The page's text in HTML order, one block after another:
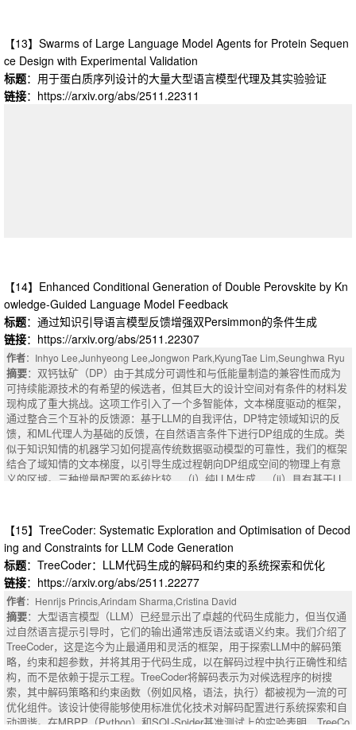
e-of-the-art performance in the Large Number of Tasks (LNT) setting and d
elivers the best overall average across both Standard CL and LNT benchm
arks. To address integration, we add a dual-learner design with fast and sl
ow LoRA adapters merged via an exponential moving average (EMA), ena
其中ART通过闭合形式的最佳旋转实现离群值的平滑，而URT通过几何映射
重塑分布。这两个矩阵包括严格制定的吉文斯旋转与预定的尺寸和旋转角
度，使有前途的LLM任务性能在短时间内。实验结果证明了SingleQuant在7
B-70 B LLM上的各种任务中优于所选基线。更准确地说，SingleQuant使量
化的LLM能够实现更高的任务性能，同时需要更少的量化时间。例如，当量
ness and gradient noise factors. Specifically, SingleQuant constructs Alig
nment Rotation Transformation (ART) and Uniformity Rotation Transformati
on (URT) targeting distinct activation outliers, where ART achieves smoot
hing of outlier values via closed-form optimal rotations, and URT reshapes
distributions through geometric mapping. Both matrices comprise strictly f
ormulated Givens rotations with predetermined dimensions and rotation an
gles, enabling promising LLMs task performance within a short time. Expe
rimental results demonstrate SingleQuant's superiority over the selected b
aselines across diverse tasks on 7B-70B LLMs. To be more precise, Singl
eQuant enables quantized LLMs to achieve higher task performance while
necessitating less time for quantization. For example, when quantizing LL
aMA-2-13B, SingleQuant achieves 1,400$\times$ quantization speedup an
d increases +0.57\% average task performance compared to the selected
【13】Swarms of Large Language Model Agents for Protein Sequen
ce Design with Experimental Validation
标题：用于蛋白质序列设计的大量大型语言模型代理及其实验验证
链接：https://arxiv.org/abs/2511.22311
作者：Fiona Y. Wang,Di Sheng Lee,David L. Kaplan,Markus J. Buehler
摘要：由于序列空间的巨大性以及序列、结构和功能之间的复杂耦合，重新
设计具有定制结构、物理化学和功能特性的蛋白质仍然是生物技术、医学和
材料科学中的一个巨大挑战。目前最先进的生成方法，如蛋白质语言模型
（PLM）和基于扩散的架构，通常需要大量的微调，任务特定的数据，或模
型重新配置，以支持目标导向的设计，从而限制了它们的灵活性和可扩展
上下文感知的突变，通过整合设计目标，局部邻域的相互作用，记忆和反
馈，从以前的迭代。这种位置明智的，分散的协调，使紧急设计的多样性，
明确的序列，而不依赖于基序支架或多序列比对，验证与实验的蛋白质与α
螺旋和卷曲结构。通过残基保守性、基于结构的度量以及序列收敛和嵌入的
分析，我们证明了该框架具有涌现行为和蛋白质适应度景观的有效导航。我
们的方法在几个GPU小时内实现了高效的目标导向设计，并且完全无需微调
或专门培训即可操作，为蛋白质设计提供了可推广和适应性强的解决方案。
除了蛋白质之外，该方法还为跨生物分子系统和其他科学发现任务的集体LL
M驱动设计奠定了基础。
摘要 ：Designing proteins de novo with tailored structural, physicochemica
l, and functional properties remains a grand challenge in biotechnology, me
dicine, and materials science, due to the vastness of sequence space and
the complex coupling between sequence, structure, and function. Current
【14】Enhanced Conditional Generation of Double Perovskite by Kn
owledge-Guided Language Model Feedback
标题：通过知识引导语言模型反馈增强双Persimmon的条件生成
链接：https://arxiv.org/abs/2511.22307
作者：Inhyo Lee,Junhyeong Lee,Jongwon Park,KyungTae Lim,Seunghwa Ryu
摘要：双钙钛矿（DP）由于其成分可调性和与低能量制造的兼容性而成为
可持续能源技术的有希望的候选者，但其巨大的设计空间对有条件的材料发
现构成了重大挑战。这项工作引入了一个多智能体，文本梯度驱动的框架，
通过整合三个互补的反馈源：基于LLM的自我评估，DP特定领域知识的反
馈，和ML代理人为基础的反馈，在自然语言条件下进行DP组成的生成。类
似于知识知情的机器学习如何提高传统数据驱动模型的可靠性，我们的框架
结合了域知情的文本梯度，以引导生成过程朝向DP组成空间的物理上有意
义的区域。三种增量配置的系统比较，（i）纯LLM生成，（ii）具有基于LL
稳定性条件满意度，实现了超过98%的组成有效性和高达54%的稳定或亚稳
定候选，超过了仅限LLM的基线（43%）和之前基于GAN的结果（27%）。
基于ML的梯度的分析进一步揭示了它们在分布内（ID）区域中增强了性
能，但在分布外（OOD）区域中变得不可靠。总的来说，这项工作提供了第
一个系统的分析多代理，知识引导的文本梯度DP发现，并建立了一个可推
广的蓝图MAS驱动的生成材料设计，旨在推进可持续发展的技术。
摘要：Double perovskites (DPs) are promising candidates for sustainable
energy technologies due to their compositional tunability and compatibility
with low-energy fabrication, yet their vast design space poses a major chal
lenge for conditional materials discovery. This work introduces a multi-age
nt, text gradient-driven framework that performs DP composition generatio
n under natural-language conditions by integrating three complementary fe
edback sources: LLM-based self-evaluation, DP-specific domain knowledg
e-informed feedback, and ML surrogate-based feedback. Analogous to ho
【15】TreeCoder: Systematic Exploration and Optimisation of Decod
ing and Constraints for LLM Code Generation
标题：TreeCoder：LLM代码生成的解码和约束的系统探索和优化
链接：https://arxiv.org/abs/2511.22277
作者：Henrijs Princis,Arindam Sharma,Cristina David
摘要：大型语言模型（LLM）已经显示出了卓越的代码生成能力，但当仅通
过自然语言提示引导时，它们的输出通常违反语法或语义约束。我们介绍了
TreeCoder，这是迄今为止最通用和灵活的框架，用于探索LLM中的解码策
略，约束和超参数，并将其用于代码生成，以在解码过程中执行正确性和结
构，而不是依赖于提示工程。TreeCoder将解码表示为对候选程序的树搜
索，其中解码策略和约束函数（例如风格，语法，执行）都被视为一流的可
优化组件。该设计使得能够使用标准优化技术对解码配置进行系统探索和自
动调谐。在MBPP（Python）和SQL-Spider基准测试上的实验表明，TreeCo